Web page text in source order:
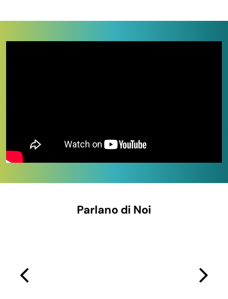
vendita online di articoli per la casa e per la persona:
ambiente di casa più funzionale, ordinato e accogliente
— con qualità affidabile, prezzi competitivi anche sui
grandi formati e spedizione rapida in tutta Italia in24-
IN QUESTA PAGINAParlano di Noi